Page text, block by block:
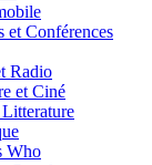
et Conférences
Radio
et Ciné
Who